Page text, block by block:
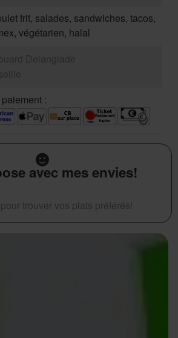
frit, salades, sandwiches, tacos,
végétarien, halal
:
avec mes envies!
trouver vos plats préférés!